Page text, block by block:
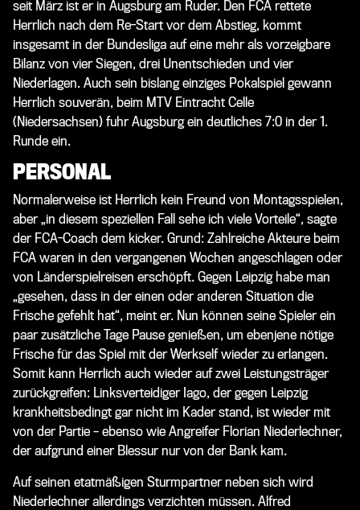
seit März ist er in Augsburg am Ruder. Den FCA rettete
Herrlich nach dem Re-Start vor dem Abstieg, kommt
insgesamt in der Bundesliga auf eine mehr als vorzeigbare
Bilanz von vier Siegen, drei Unentschieden und vier
Niederlagen. Auch sein bislang einziges Pokalspiel gewann
Herrlich souverän, beim MTV Eintracht Celle
(Niedersachsen) fuhr Augsburg ein deutliches 7:0 in der 1.
Runde ein.
PERSONAL
Normalerweise ist Herrlich kein Freund von Montagsspielen,
aber „in diesem speziellen Fall sehe ich viele Vorteile“, sagte
der FCA-Coach dem kicker. Grund: Zahlreiche Akteure beim
FCA waren in den vergangenen Wochen angeschlagen oder
von Länderspielreisen erschöpft. Gegen Leipzig habe man
„gesehen, dass in der einen oder anderen Situation die
Frische gefehlt hat“, meint er. Nun können seine Spieler ein
paar zusätzliche Tage Pause genießen, um ebenjene nötige
Frische für das Spiel mit der Werkself wieder zu erlangen.
Somit kann Herrlich auch wieder auf zwei Leistungsträger
zurückgreifen: Linksverteidiger Iago, der gegen Leipzig
krankheitsbedingt gar nicht im Kader stand, ist wieder mit
von der Partie – ebenso wie Angreifer Florian Niederlechner,
der aufgrund einer Blessur nur von der Bank kam.
Auf seinen etatmäßigen Sturmpartner neben sich wird
Niederlechner allerdings verzichten müssen. Alfred